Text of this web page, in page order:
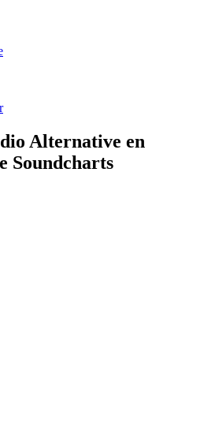
Alternative en
Soundcharts